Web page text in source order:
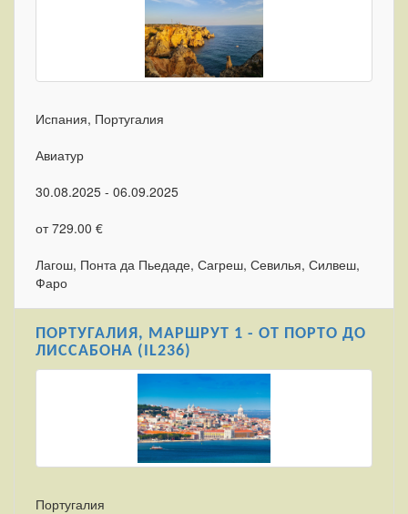
Испания, Португалия
Авиатур
30.08.2025 - 06.09.2025
от 729.00 €
Лагош, Понта да Пьедаде, Сагреш, Севилья, Силвеш,
Фаро
ПОРТУГАЛИЯ, МАРШРУТ 1 - ОТ ПОРТО ДО
ЛИССАБОНА (IL236)
Португалия